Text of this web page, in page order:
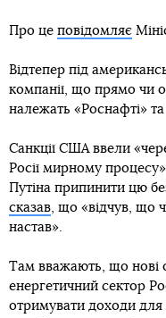
Про це повідомляє
Відтепер під
компанії, що прямо чи
належать «Роснафті»
Санкції США ввели
Росії мирному
Путіна припинити цю
сказав, що «відчув, що
настав».
Там вважають, що нові
енергетичний сектор
отримувати доходи для